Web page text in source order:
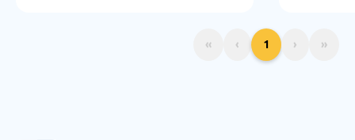
« ‹ 1 › »